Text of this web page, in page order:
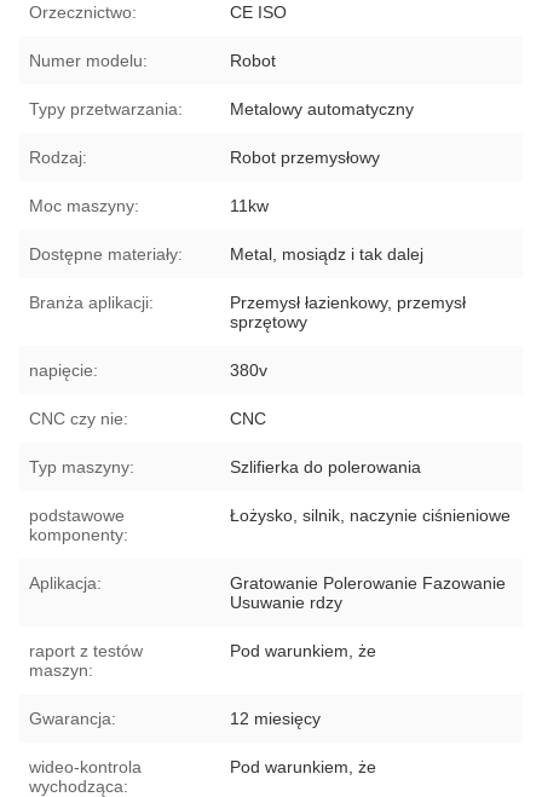
Orzecznictwo: CE ISO
Numer modelu: Robot
Typy przetwarzania: Metalowy automatyczny
Rodzaj: Robot przemysłowy
Moc maszyny: 11kw
Dostępne materiały: Metal, mosiądz i tak dalej
Branża aplikacji:
Przemysł łazienkowy, przemysł
sprzętowy
napięcie: 380v
CNC czy nie: CNC
Typ maszyny: Szlifierka do polerowania
podstawowe
komponenty:
Łożysko, silnik, naczynie ciśnieniowe
Aplikacja:
Gratowanie Polerowanie Fazowanie
Usuwanie rdzy
raport z testów
maszyn:
Pod warunkiem, że
Gwarancja: 12 miesięcy
wideo-kontrola
wychodząca:
Pod warunkiem, że